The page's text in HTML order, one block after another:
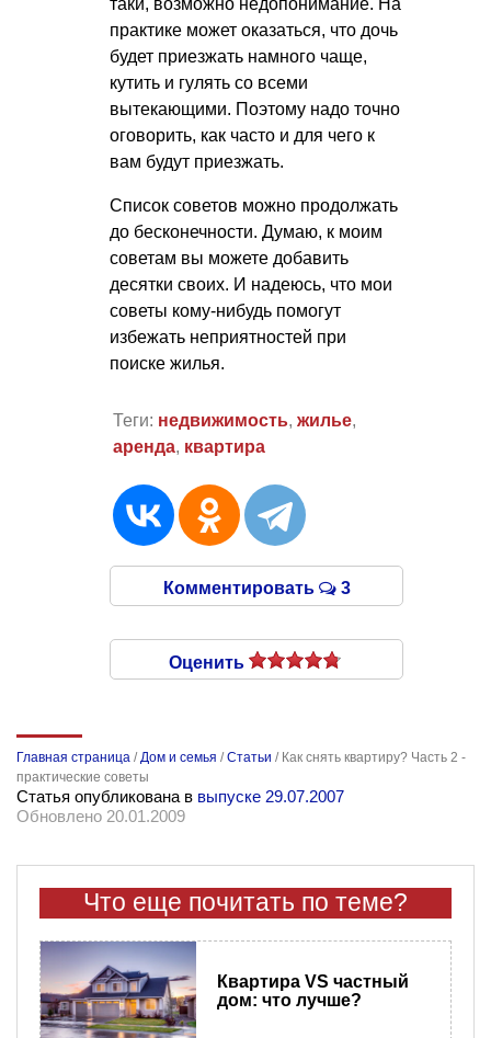
практике может оказаться, что дочь
будет приезжать намного чаще,
кутить и гулять со всеми
вытекающими. Поэтому надо точно
оговорить, как часто и для чего к
вам будут приезжать.
Список советов можно продолжать
до бесконечности. Думаю, к моим
советам вы можете добавить
десятки своих. И надеюсь, что мои
советы кому-нибудь помогут
избежать неприятностей при
поиске жилья.
Теги: недвижимость, жилье,
аренда, квартира
Комментировать 3
Оценить
Главная страница /Дом и семья /Статьи / Как снять квартиру? Часть 2 -
практические советы
Статья опубликована в выпуске 29.07.2007
Обновлено 20.01.2009
Что еще почитать по теме?
Квартира VS частный
дом: что лучше?